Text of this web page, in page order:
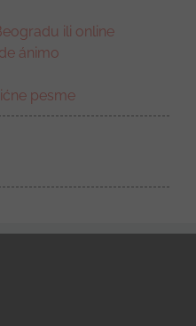
ili online
ánimo
pesme